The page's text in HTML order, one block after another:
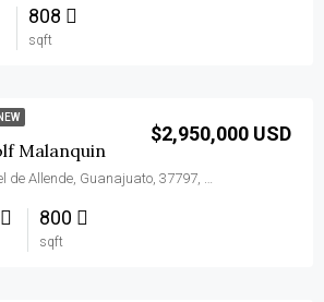
808
sqft
NEW
Malanquin
$2,950,000 USD
Club De Golf Malanquin, San Miguel de Allende, Guanajuato, 37797, México
800
sqft